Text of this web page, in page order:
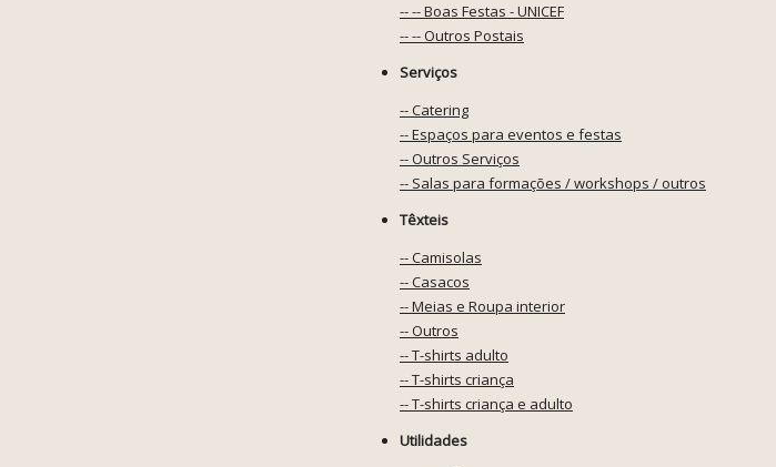
-- -- Boas Festas - UNICEF
-- -- Outros Postais
Serviços
-- Catering
-- Espaços para eventos e festas
-- Outros Serviços
-- Salas para formações / workshops / outros
Têxteis
-- Camisolas
-- Casacos
-- Meias e Roupa interior
-- Outros
-- T-shirts adulto
-- T-shirts criança
-- T-shirts criança e adulto
Utilidades